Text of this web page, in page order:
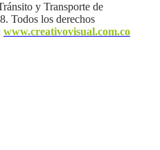
y Transporte de
Todos los derechos
www.creativovisual.com.co